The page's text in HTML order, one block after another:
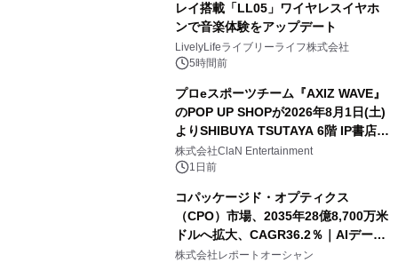
レイ搭載「LL05」ワイヤレスイヤホ
ンで音楽体験をアップデート
LivelyLifeライブリーライフ株式会社
5時間前
プロeスポーツチーム『AXIZ WAVE』
のPOP UP SHOPが2026年8月1日(土)
よりSHIBUYA TSUTAYA 6階 IP書店で
開催決定！！
株式会社ClaN Entertainment
1日前
コパッケージド・オプティクス
（CPO）市場、2035年28億8,700万米
ドルへ拡大、CAGR36.2％｜AIデータ
センター・高速光通信需要が成長を加
株式会社レポートオーシャン